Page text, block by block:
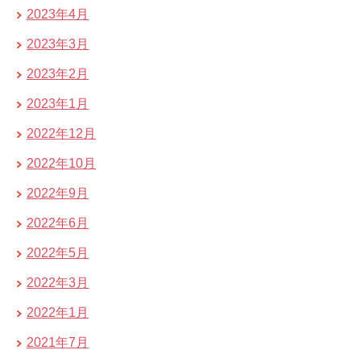
2023年4月
2023年3月
2023年2月
2023年1月
2022年12月
2022年10月
2022年9月
2022年6月
2022年5月
2022年3月
2022年1月
2021年7月